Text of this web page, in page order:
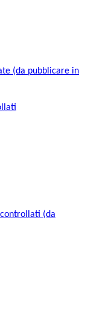
(da pubblicare in
(da